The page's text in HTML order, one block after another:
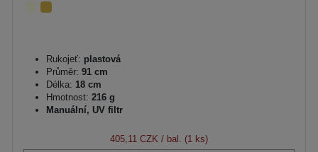
Rukojeť: plastová
Průměr: 91 cm
Délka: 18 cm
Hmotnost: 216 g
Manuální, UV filtr
405,11 CZK / bal. (1 ks)